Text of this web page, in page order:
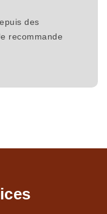
des
recommande